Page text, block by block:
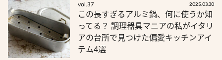
vol.37 2025.03.30
この長すぎるアルミ鍋、何に使うか知
ってる？ 調理器具マニアの私がイタリ
アの台所で見つけた偏愛キッチンアイ
テム4選